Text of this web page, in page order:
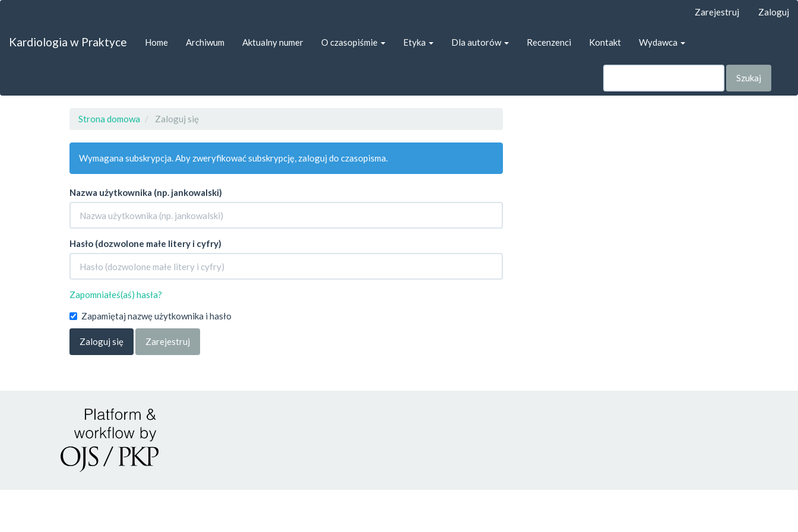
##plugins.themes.bootstrap3.accessible_menu.label##
##plugins.themes.bootstrap3.accessible_menu.sidebar##
Zarejestruj Zaloguj
Kardiologia w Praktyce Home Archiwum Aktualny numer O czasopiśmie Etyka Dla autorów Recenzenci Kontakt Wydawca
Szukaj
Strona domowa Zaloguj się
Wymagana subskrypcja. Aby zweryfikować subskrypcję, zaloguj do czasopisma.
Nazwa użytkownika (np. jankowalski)
Hasło (dozwolone małe litery i cyfry)
Zapomniałeś(aś) hasła?
Zapamiętaj nazwę użytkownika i hasło
Zaloguj się Zarejestruj